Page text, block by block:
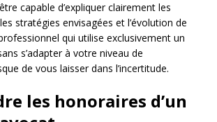
capable d’expliquer clairement les
stratégies envisagées et l’évolution de
qui utilise exclusivement un
s’adapter à votre niveau de
de vous laisser dans l’incertitude.
les honoraires d’un